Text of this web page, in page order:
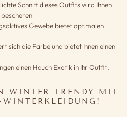
Schnitt dieses Outfits wird Ihnen
Gewebe bietet optimalen
sich die Farbe und bietet Ihnen einen
einen Hauch Exotik in Ihr Outfit.
WINTER TRENDY MIT
WINTERKLEIDUNG!